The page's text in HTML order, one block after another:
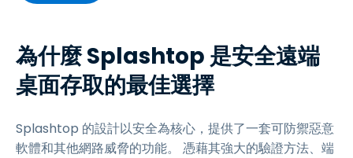
為什麼 Splashtop 是安全遠端
桌面存取的最佳選擇
Splashtop 的設計以安全為核心，提供了一套可防禦惡意
軟體和其他網路威脅的功能。 憑藉其強大的驗證方法、端